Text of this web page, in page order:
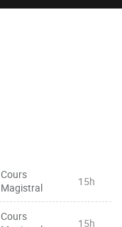
Cours
Magistral
15h
Cours
15h